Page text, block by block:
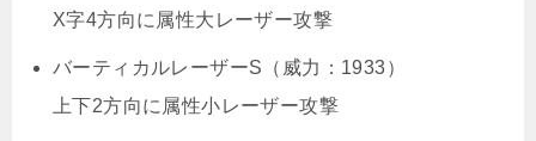
X字4方向に属性大レーザー攻撃
バーティカルレーザーS（威力：1933）
上下2方向に属性小レーザー攻撃